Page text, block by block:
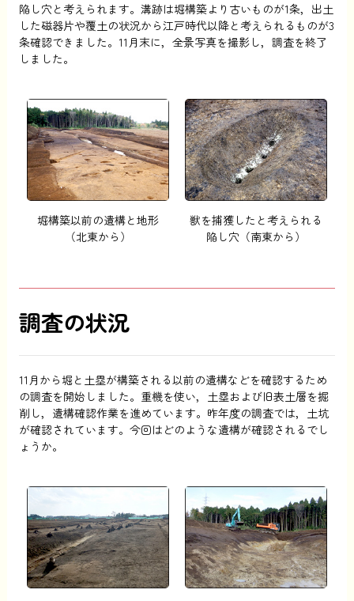
陥し穴と考えられます。溝跡は堀構築より古いものが1条，出土
した磁器片や覆土の状況から江戸時代以降と考えられるものが3
条確認できました。11月末に，全景写真を撮影し，調査を終了
しました。
堀構築以前の遺構と地形
（北東から）
獣を捕獲したと考えられる
陥し穴（南東から）
調査の状況
11月から堀と土塁が構築される以前の遺構などを確認するため
の調査を開始しました。重機を使い，土塁および旧表土層を掘
削し，遺構確認作業を進めています。昨年度の調査では，土坑
が確認されています。今回はどのような遺構が確認されるでし
ょうか。